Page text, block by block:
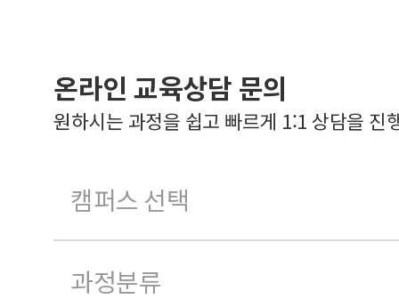
온라인 교육상담 문의
원하시는 과정을 쉽고 빠르게 1:1 상담을 진